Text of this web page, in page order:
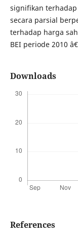
signifikan terhadap
secara parsial
terhadap harga
BEI periode 2010
Downloads
References